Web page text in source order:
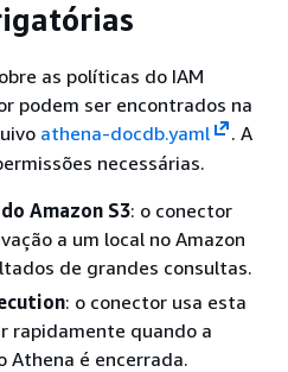
as políticas do IAM
podem ser encontrados na
athena-docdb.yaml
. A
necessárias.
Amazon S3: o conector
a um local no Amazon
de grandes consultas.
: o conector usa esta
rapidamente quando a
Athena é encerrada.